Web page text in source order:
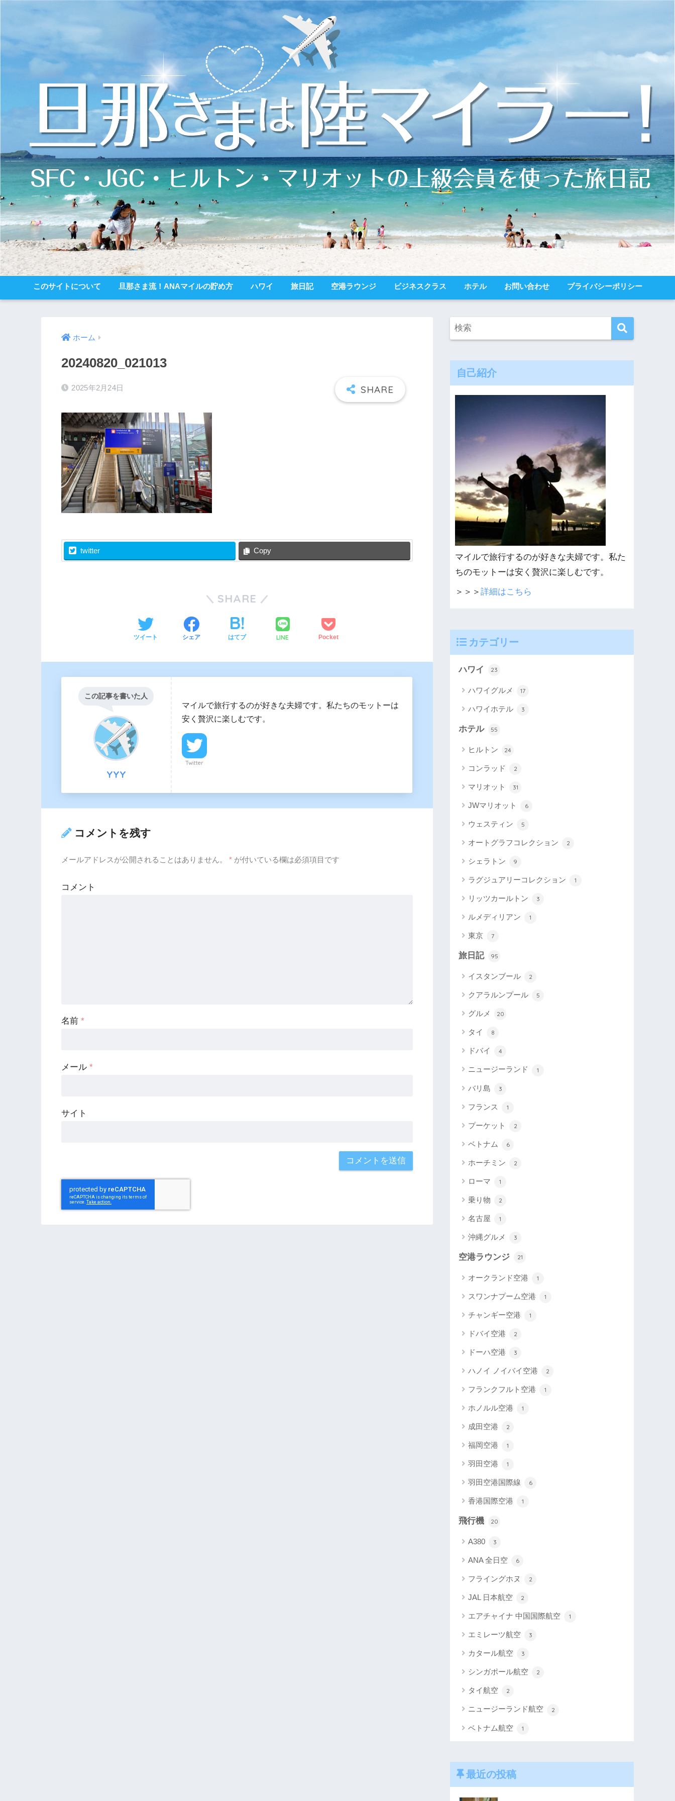
このサイトについて 旦那さま流！ANAマイルの貯め方 ハワイ 旅日記 空港ラウンジ ビジネスクラス ホテル お問い合わせ プライバシーポリシー
ホーム
20240820_021013
2025年2月24日
twitter Copy
SHARE
ツイート シェア はてブ LINE Pocket
この記事を書いた人
YYY
マイルで旅行するのが好きな夫婦です。私たちのモットーは
安く贅沢に楽しむです。
Twitter
コメントを残す
メールアドレスが公開されることはありません。 * が付いている欄は必須項目です
コメント
名前 *
メール *
サイト
自己紹介
マイルで旅行するのが好きな夫婦です。私た
ちのモットーは安く贅沢に楽しむです。
＞＞＞詳細はこちら
カテゴリー
ハワイ 23
ハワイグルメ 17
ハワイホテル 3
ホテル 55
ヒルトン 24
コンラッド 2
マリオット 31
JWマリオット 6
ウェスティン 5
オートグラフコレクション 2
シェラトン 9
ラグジュアリーコレクション 1
リッツカールトン 3
ルメディリアン 1
東京 7
旅日記 95
イスタンブール 2
クアラルンプール 5
グルメ 20
タイ 8
ドバイ 4
ニュージーランド 1
バリ島 3
フランス 1
プーケット 2
ベトナム 6
ホーチミン 2
ローマ 1
乗り物 2
名古屋 1
沖縄グルメ 3
空港ラウンジ 21
オークランド空港 1
スワンナプーム空港 1
チャンギー空港 1
ドバイ空港 2
ドーハ空港 3
ハノイ ノイバイ空港 2
フランクフルト空港 1
ホノルル空港 1
成田空港 2
福岡空港 1
羽田空港 1
羽田空港国際線 6
香港国際空港 1
飛行機 20
A380 3
ANA 全日空 6
フライングホヌ 2
JAL 日本航空 2
エアチャイナ 中国国際航空 1
エミレーツ航空 3
カタール航空 3
シンガポール航空 2
タイ航空 2
ニュージーランド航空 2
ベトナム航空 1
最近の投稿